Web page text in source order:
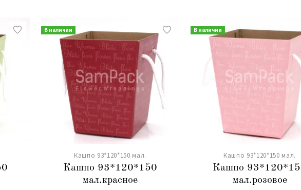
В наличии
Кашпо 93*120*150 мал.
Кашпо 93*120*150
мал.красное
В наличии
Кашпо 93*120*150 мал.
Кашпо
мал.розовое